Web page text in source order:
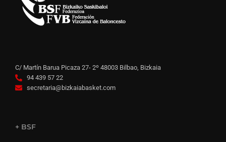
C/ Martín Barua Picaza 27- 2º 48003 Bilbao, Bizkaia
94 439 57 22
secretaria@bizkaiabasket.com
+ BSF